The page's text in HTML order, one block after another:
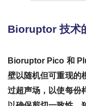
Bioruptor 技术
Bioruptor Pico 和
壁以随机但可重现的
过超声场，以使每份